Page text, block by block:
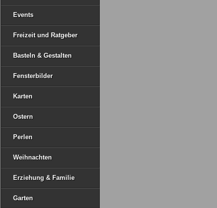
Events
Freizeit und Ratgeber
Basteln & Gestalten
Fensterbilder
Karten
Ostern
Perlen
Weihnachten
Erziehung & Familie
Garten